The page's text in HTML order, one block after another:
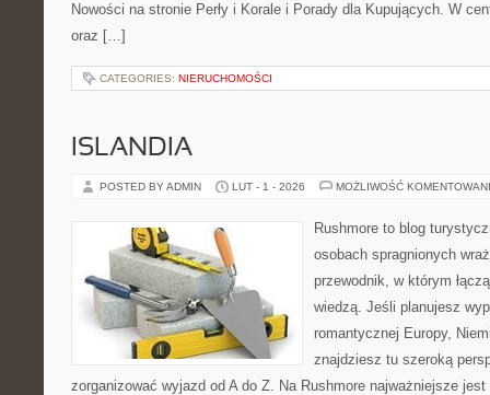
Nowości na stronie Perły i Korale i Porady dla Kupujących. W
oraz […]
CATEGORIES: NIERUCHOMOŚCI
ISLANDIA
POSTED BY ADMIN LUT - 1 - 2026 MOŻLIWOŚĆ
Rushmore to blog
osobach spragnionych
przewodnik, w którym
wiedzą. Jeśli planujesz
romantycznej Europy,
znajdziesz tu szeroką
zorganizować wyjazd od A do Z. Na Rushmore najważniejsze